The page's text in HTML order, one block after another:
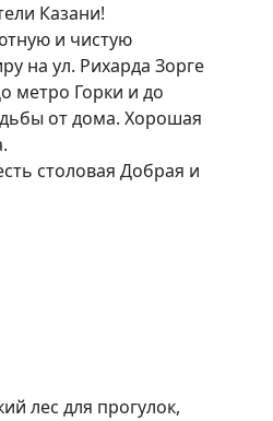
Казани!
и чистую
на ул. Рихарда Зорге
метро Горки и до
от дома. Хорошая
лес для прогулок,